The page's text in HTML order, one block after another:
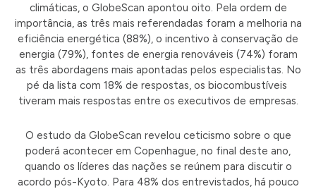
climáticas, o GlobeScan apontou oito. Pela ordem de
importância, as três mais referendadas foram a melhoria na
eficiência energética (88%), o incentivo à conservação de
energia (79%), fontes de energia renováveis (74%) foram
as três abordagens mais apontadas pelos especialistas. No
pé da lista com 18% de respostas, os biocombustíveis
tiveram mais respostas entre os executivos de empresas.
O estudo da GlobeScan revelou ceticismo sobre o que
poderá acontecer em Copenhague, no final deste ano,
quando os líderes das nações se reúnem para discutir o
acordo pós-Kyoto. Para 48% dos entrevistados, há pouco